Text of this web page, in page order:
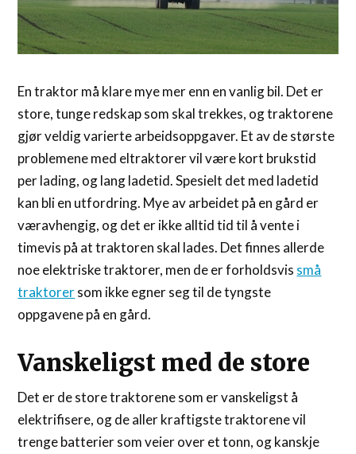
En traktor må klare mye mer enn en vanlig bil. Det er
store, tunge redskap som skal trekkes, og traktorene
gjør veldig varierte arbeidsoppgaver. Et av de største
problemene med eltraktorer vil være kort brukstid
per lading, og lang ladetid. Spesielt det med ladetid
kan bli en utfordring. Mye av arbeidet på en gård er
væravhengig, og det er ikke alltid tid til å vente i
timevis på at traktoren skal lades. Det finnes allerde
noe elektriske traktorer, men de er forholdsvis små
traktorersom ikke egner seg til de tyngste
oppgavene på en gård.
Vanskeligst med de store
Det er de store traktorene som er vanskeligst å
elektrifisere, og de aller kraftigste traktorene vil
trenge batterier som veier over et tonn, og kanskje